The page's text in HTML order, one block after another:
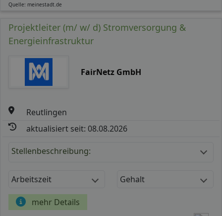
Quelle: meinestadt.de
Projektleiter (m/ w/ d) Stromversorgung &
Energieinfrastruktur
FairNetz GmbH
Reutlingen
aktualisiert seit: 08.08.2026
Stellenbeschreibung:
Arbeitszeit Gehalt
mehr Details